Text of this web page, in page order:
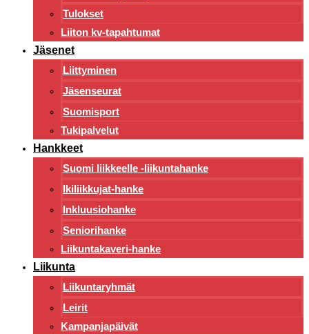
Tulokset
Liiton kv-tapahtumat
Jäsenet
Liittyminen
Jäsenseurat
Suomisport
Tukipalvelut
Hankkeet
Suomi liikkeelle -liikuntahanke
Ikiliikkujat-hanke
Inkluusiohanke
Seniorihanke
Liikuntakaveri-hanke
Liikunta
Liikuntaryhmät
Leirit
Kampanjapäivät